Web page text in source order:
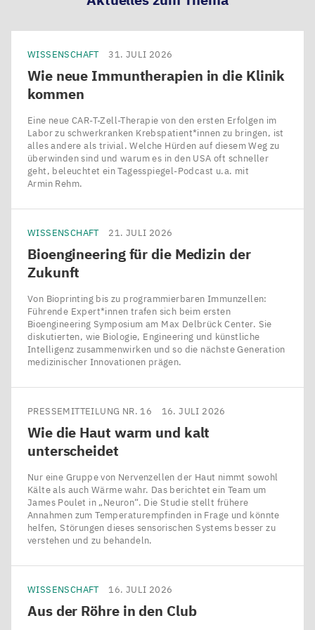
WISSENSCHAFT 31. JULI 2026
Wie neue Immuntherapien in die Klinik
kommen
Eine neue CAR-T-Zell-Therapie von den ersten Erfolgen im
Labor zu schwerkranken Krebspatient*innen zu bringen, ist
alles andere als trivial. Welche Hürden auf diesem Weg zu
überwinden sind und warum es in den USA oft schneller
geht, beleuchtet ein Tagesspiegel-Podcast u.a. mit
Armin Rehm.
WISSENSCHAFT 21. JULI 2026
Bioengineering für die Medizin der
Zukunft
Von Bioprinting bis zu programmierbaren Immunzellen:
Führende Expert*innen trafen sich beim ersten
Bioengineering Symposium am Max Delbrück Center. Sie
diskutierten, wie Biologie, Engineering und künstliche
Intelligenz zusammenwirken und so die nächste Generation
medizinischer Innovationen prägen.
PRESSEMITTEILUNG NR. 16 16. JULI 2026
Wie die Haut warm und kalt
unterscheidet
Nur eine Gruppe von Nervenzellen der Haut nimmt sowohl
Kälte als auch Wärme wahr. Das berichtet ein Team um
James Poulet in ​„Neuron“. Die Studie stellt frühere
Annahmen zum Temperaturempfinden in Frage und könnte
helfen, Störungen dieses sensorischen Systems besser zu
verstehen und zu behandeln.
WISSENSCHAFT 16. JULI 2026
Aus der Röhre in den Club